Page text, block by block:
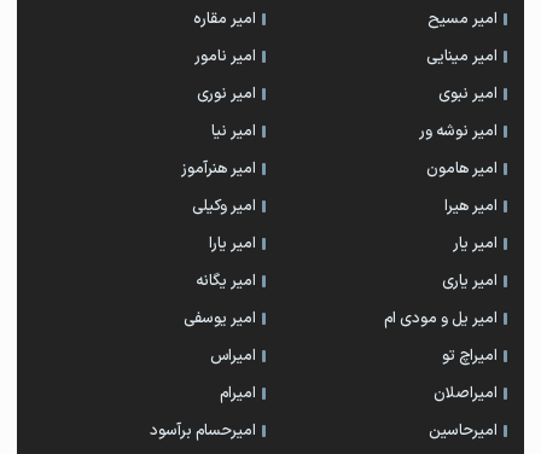
امیر مسیح
امیر مقاره
امیر مینایی
امیر نامور
امیر نبوی
امیر نوری
امیر نوشه ور
امیر نیا
امیر هامون
امیر هنرآموز
امیر هیرا
امیر وکیلی
امیر یار
امیر یارا
امیر یاری
امیر یگانه
امیر یل و مودی ام
امیر یوسفی
امیراچ تو
امیراس
امیراصلان
امیرام
امیرحاسین
امیرحسام برآسود